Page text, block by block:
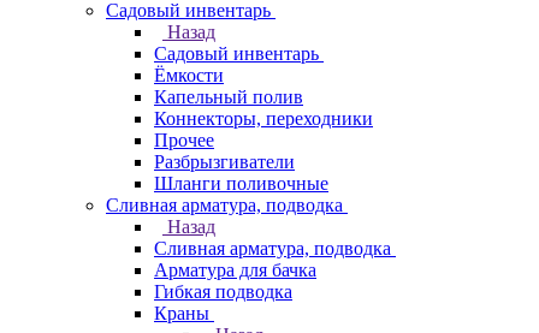
Садовый инвентарь
Назад
Садовый инвентарь
Ёмкости
Капельный полив
Коннекторы, переходники
Прочее
Разбрызгиватели
Шланги поливочные
Сливная арматура, подводка
Назад
Сливная арматура, подводка
Арматура для бачка
Гибкая подводка
Краны